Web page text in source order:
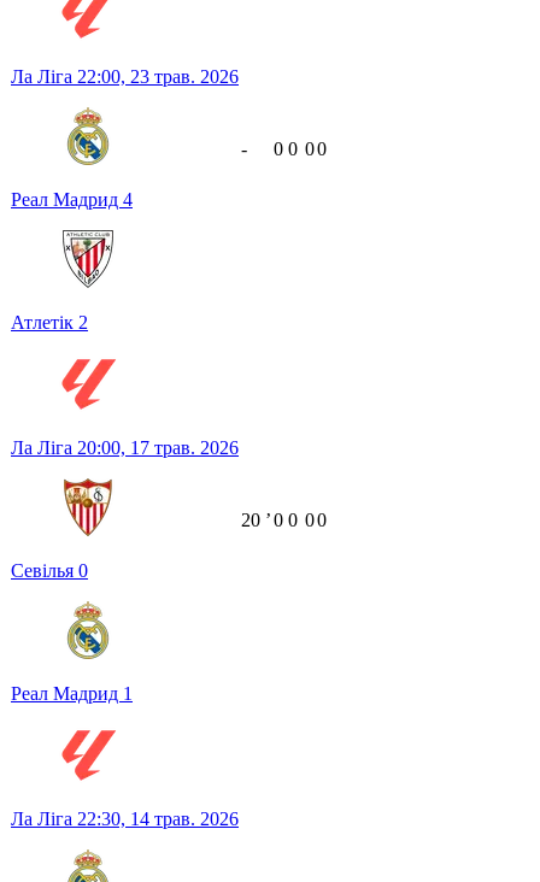
Ла Ліга 22:00, 23 трав. 2026
Реал Мадрид 4
Атлетік 2
- 0 0 00
Ла Ліга 20:00, 17 трав. 2026
Севілья 0
Реал Мадрид 1
20 ʼ0 0 00
Ла Ліга 22:30, 14 трав. 2026